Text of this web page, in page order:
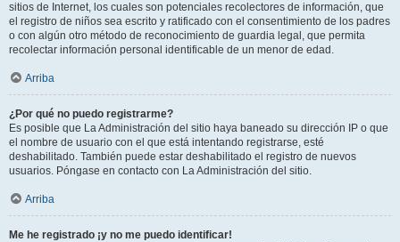
sitios de Internet, los cuales son potenciales recolectores de información, que
el registro de niños sea escrito y ratificado con el consentimiento de los padres
o con algún otro método de reconocimiento de guardia legal, que permita
recolectar información personal identificable de un menor de edad.
Arriba
¿Por qué no puedo registrarme?
Es posible que La Administración del sitio haya baneado su dirección IP o que
el nombre de usuario con el que está intentando registrarse, esté
deshabilitado. También puede estar deshabilitado el registro de nuevos
usuarios. Póngase en contacto con La Administración del sitio.
Arriba
Me he registrado ¡y no me puedo identificar!